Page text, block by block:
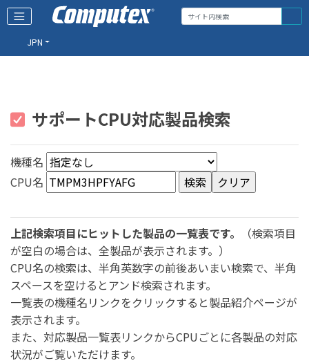
JPN
サポートCPU対応製品検索
機種名
CPU名
上記検索項目にヒットした製品の一覧表です。
（検索項目
が空白の場合は、全製品が表示されます。）
CPU名の検索は、半角英数字の前後あいまい検索で、半角
スペースを空けるとアンド検索されます。
一覧表の機種名リンクをクリックすると製品紹介ページが
表示されます。
また、対応製品一覧表リンクからCPUごとに各製品の対応
状況がご覧いただけます。